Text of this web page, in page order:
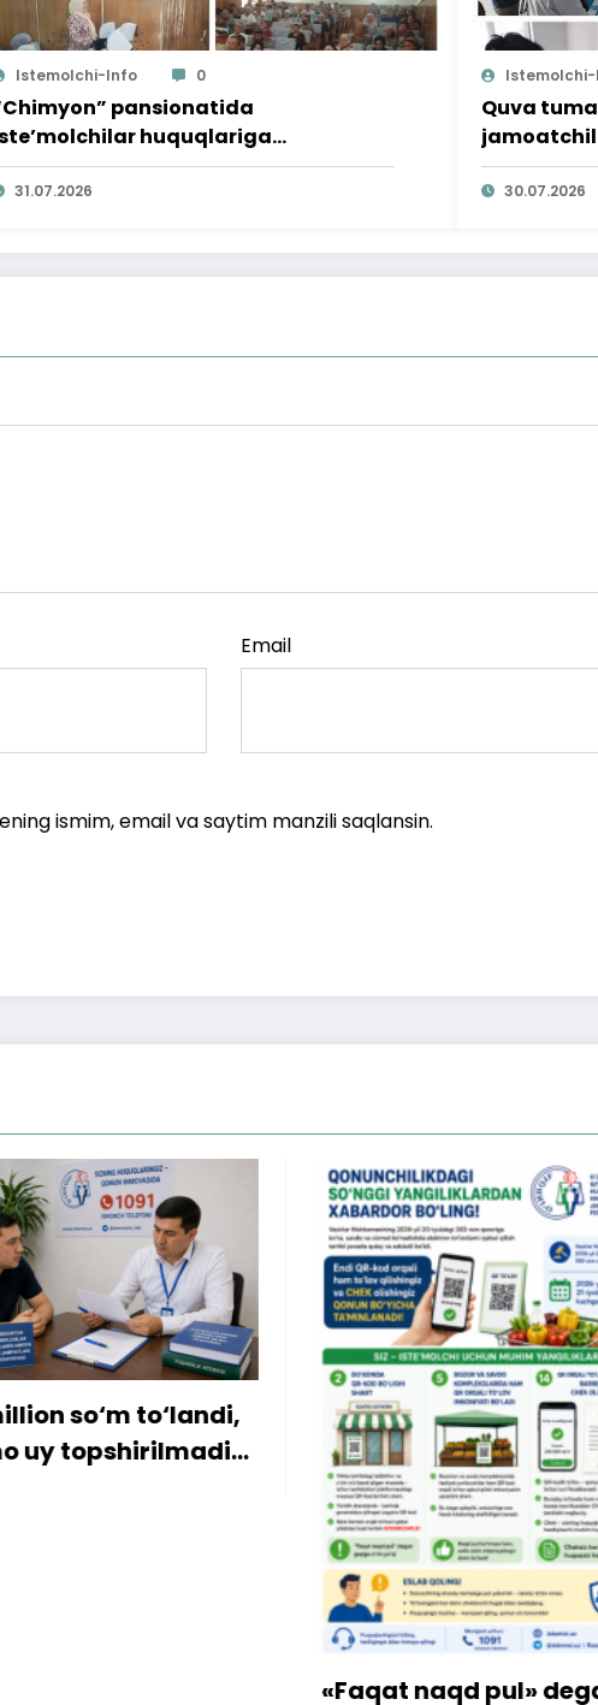
Istemolchi-Info 0
pansionatida
huquqlariga
targ‘ibot tadbiri
31.07.2026
Quva
o‘rganildi
30.07.2026
Email
ismim, email va saytim manzili saqlansin.
to‘landi,
«Faqat naqd pul» degan